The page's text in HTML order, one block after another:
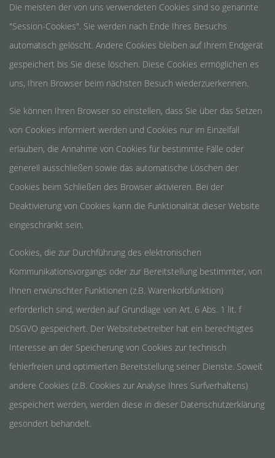
Die meisten der von uns verwendeten Cookies sind so genannte
"Session-Cookies". Sie werden nach Ende Ihres Besuchs
automatisch gelöscht. Andere Cookies bleiben auf Ihrem Endgerät
gespeichert bis Sie diese löschen. Diese Cookies ermöglichen es
uns, Ihren Browser beim nächsten Besuch wiederzuerkennen.
Sie können Ihren Browser so einstellen, dass Sie über das Setzen
von Cookies informiert werden und Cookies nur im Einzelfall
erlauben, die Annahme von Cookies für bestimmte Fälle oder
generell ausschließen sowie das automatische Löschen der
Cookies beim Schließen des Browser aktivieren. Bei der
Deaktivierung von Cookies kann die Funktionalität dieser Website
eingeschränkt sein.
Cookies, die zur Durchführung des elektronischen
Kommunikationsvorgangs oder zur Bereitstellung bestimmter, von
Ihnen erwünschter Funktionen (z.B. Warenkorbfunktion)
erforderlich sind, werden auf Grundlage von Art. 6 Abs. 1 lit. f
DSGVO gespeichert. Der Websitebetreiber hat ein berechtigtes
Interesse an der Speicherung von Cookies zur technisch
fehlerfreien und optimierten Bereitstellung seiner Dienste. Soweit
andere Cookies (z.B. Cookies zur Analyse Ihres Surfverhaltens)
gespeichert werden, werden diese in dieser Datenschutzerklärung
gesondert behandelt.